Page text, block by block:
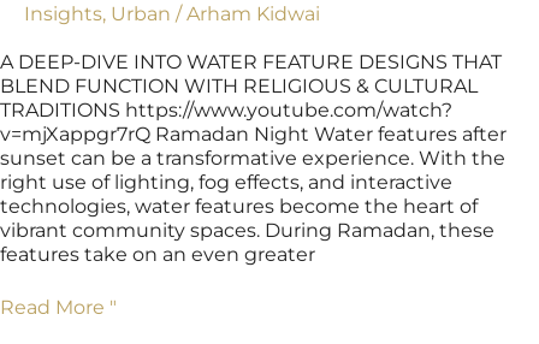
Insights, Urban /Arham Kidwai
A DEEP-DIVE INTO WATER FEATURE DESIGNS THAT
BLEND FUNCTION WITH RELIGIOUS & CULTURAL
TRADITIONS https://www.youtube.com/watch?
v=mjXappgr7rQ Ramadan Night Water features after
sunset can be a transformative experience. With the
right use of lighting, fog effects, and interactive
technologies, water features become the heart of
vibrant community spaces. During Ramadan, these
features take on an even greater
Read More "